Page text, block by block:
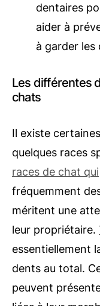
dentaires
aider à
à garder
Les différentes
chats
Il existe
quelques races
races de chat qui
fréquemment
méritent une
leur propriétaire.
essentiellement
dents au total.
peuvent